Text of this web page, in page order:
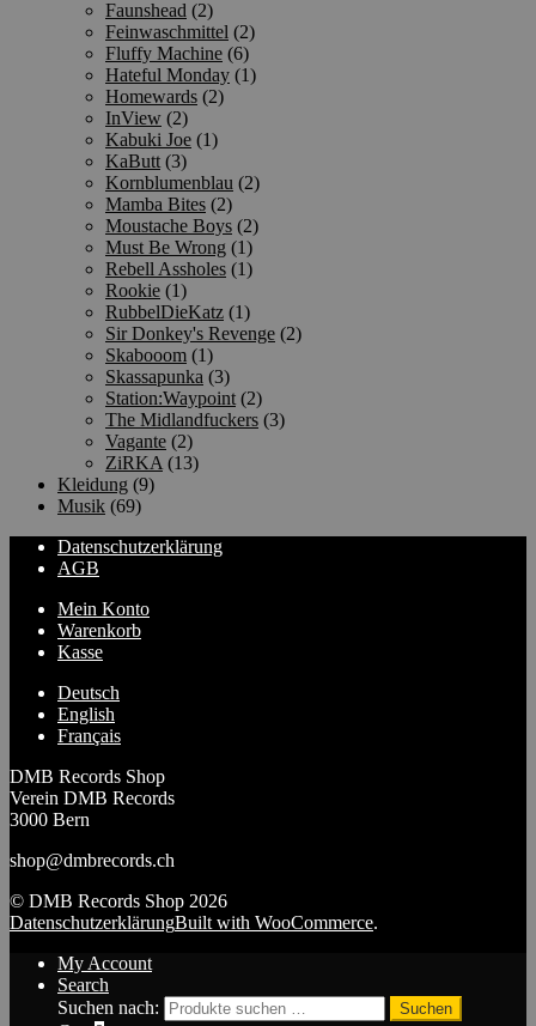
Faunshead (2)
Feinwaschmittel (2)
Fluffy Machine (6)
Hateful Monday (1)
Homewards (2)
InView (2)
Kabuki Joe (1)
KaButt (3)
Kornblumenblau (2)
Mamba Bites (2)
Moustache Boys (2)
Must Be Wrong (1)
Rebell Assholes (1)
Rookie (1)
RubbelDieKatz (1)
Sir Donkey's Revenge (2)
Skabooom (1)
Skassapunka (3)
Station:Waypoint (2)
The Midlandfuckers (3)
Vagante (2)
ZiRKA (13)
Kleidung (9)
Musik (69)
Datenschutzerklärung
AGB
Mein Konto
Warenkorb
Kasse
Deutsch
English
Français
DMB Records Shop
Verein DMB Records
3000 Bern
shop@dmbrecords.ch
© DMB Records Shop 2026
DatenschutzerklärungBuilt with WooCommerce.
My Account
Search
Suchen nach:
Suchen